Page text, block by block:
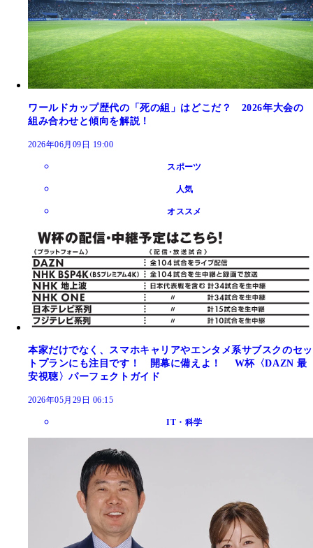
ワールドカップ歴代の「死の組」はどこだ？ 2026年大会の
組み合わせと傾向を解説！
2026年06月09日 19:00
スポーツ
人気
オススメ
本家だけでなく、スマホキャリアやエンタメ系サブスクのセッ
トプランにも注目です！ 開幕に備えよ！ W杯〈DAZN 最
安視聴〉パーフェクトガイド
2026年05月29日 06:15
IT・科学